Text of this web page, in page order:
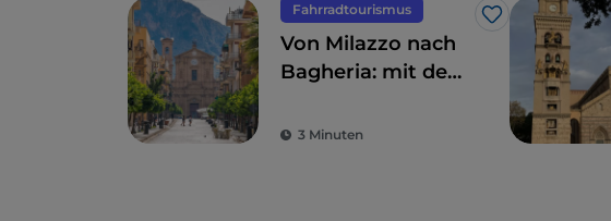
Fahrradtourismus
Like
Von Milazzo nach
Bagheria: mit dem
der Nordküste
3 Minuten